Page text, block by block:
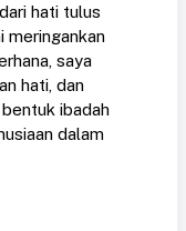
hati tulus
meringankan
saya
hati, dan
ibadah
dalam